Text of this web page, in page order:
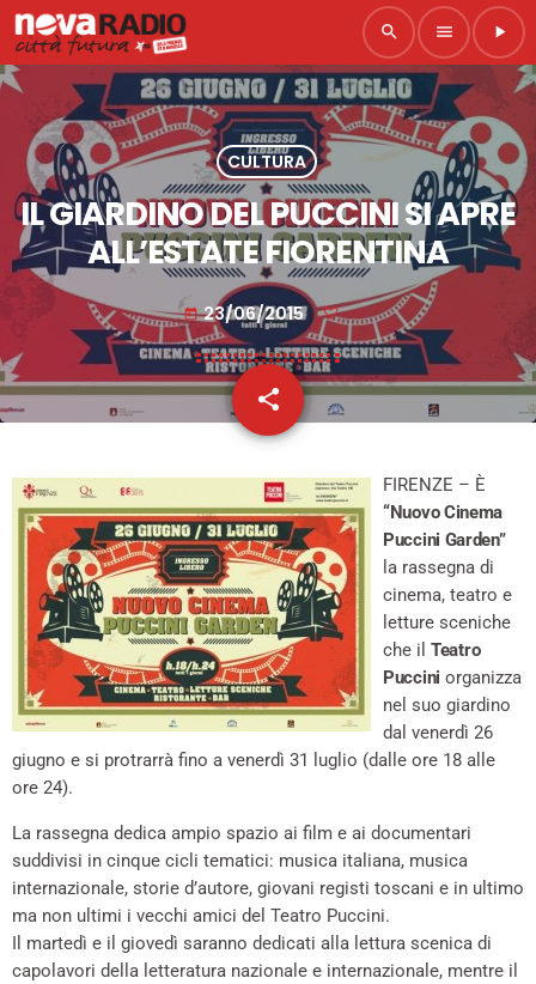
search menu play_arrow
CULTURA
IL GIARDINO DEL PUCCINI SI APRE
ALL’ESTATE FIORENTINA
today 23/06/2015
share
email
FIRENZE – È
“Nuovo Cinema
Puccini Garden”
la rassegna di
cinema, teatro e
letture sceniche
che il Teatro
Puccini organizza
nel suo giardino
dal venerdì 26
giugno e si protrarrà fino a venerdì 31 luglio (dalle ore 18 alle
ore 24).
La rassegna dedica ampio spazio ai film e ai documentari
suddivisi in cinque cicli tematici: musica italiana, musica
internazionale, storie d’autore, giovani registi toscani e in ultimo
ma non ultimi i vecchi amici del Teatro Puccini.
Il martedì e il giovedì saranno dedicati alla lettura scenica di
capolavori della letteratura nazionale e internazionale, mentre il